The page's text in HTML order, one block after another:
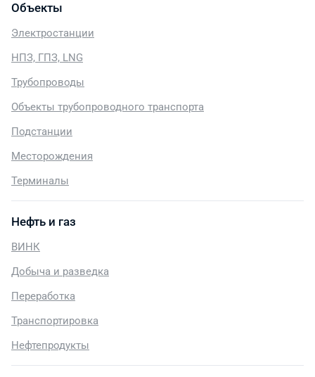
Объекты
Электростанции
НПЗ, ГПЗ, LNG
Трубопроводы
Объекты трубопроводного транспорта
Подстанции
Месторождения
Терминалы
Нефть и газ
ВИНК
Добыча и разведка
Переработка
Транспортировка
Нефтепродукты